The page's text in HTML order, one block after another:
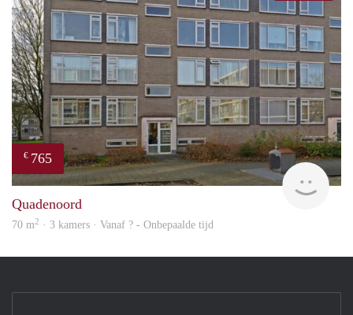
€ 765
Quadenoord
70 m2 · 3 kamers · Vanaf ? - Onbepaalde tijd